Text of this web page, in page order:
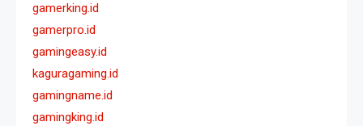
gamerking.id
gamerpro.id
gamingeasy.id
kaguragaming.id
gamingname.id
gamingking.id